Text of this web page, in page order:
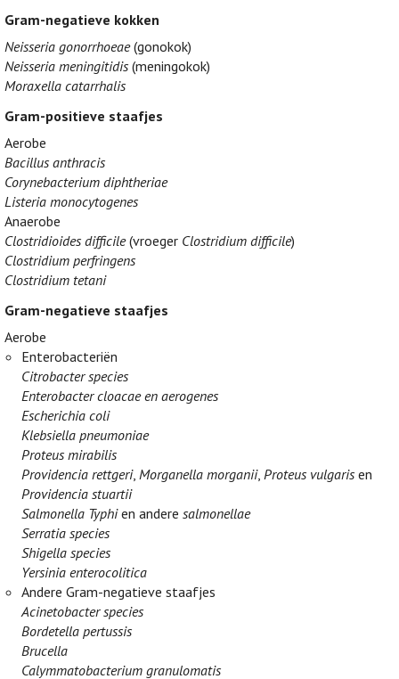
Gram-negatieve kokken
Neisseria gonorrhoeae(gonokok)
Neisseria meningitidis (meningokok)
Moraxella catarrhalis
Gram-positieve staafjes
Aerobe
Bacillus anthracis
Corynebacterium diphtheriae
Listeria monocytogenes
Anaerobe
Clostridioides difficile(vroeger Clostridium difficile)
Clostridium perfringens
Clostridium tetani
Gram-negatieve staafjes
Aerobe
Enterobacteriën
Citrobacter species
Enterobacter cloacae en aerogenes
Escherichia coli
Klebsiella pneumoniae
Proteus mirabilis
Providencia rettgeri,Morganella morganii,Proteus vulgaris en
Providencia stuartii
Salmonella Typhien anderesalmonellae
Serratia species
Shigella species
Yersinia enterocolitica
Andere Gram-negatieve staafjes
Acinetobacter species
Bordetella pertussis
Brucella
Calymmatobacterium granulomatis